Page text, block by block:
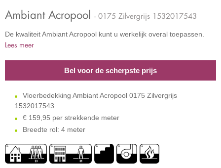
Ambiant Acropool - 0175 Zilvergrijs 1532017543
De kwaliteit Ambiant Acropool kunt u werkelijk overal toepassen.
Lees meer
Bel voor de scherpste prijs
Vloerbedekking Ambiant Acropool 0175 Zilvergrijs
1532017543
€ 159,95 per strekkende meter
Breedte rol: 4 meter